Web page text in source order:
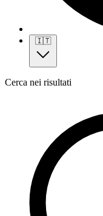
🇮🇹
Cerca nei risultati